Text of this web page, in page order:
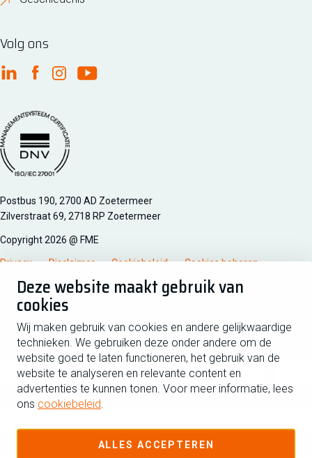
Deze website maakt gebruik van
cookies
Wij maken gebruik van cookies en andere gelijkwaardige
technieken. We gebruiken deze onder andere om de
website goed te laten functioneren, het gebruik van de
website te analyseren en relevante content en
advertenties te kunnen tonen. Voor meer informatie, lees
ons cookiebeleid.
ALLES ACCEPTEREN
Volg ons
FME Linkedin
FME Facebook
FME Instagram
FME Youtube
Managementsyteem certificatie DNV iso/iec 27001
Postbus 190, 2700 AD Zoetermeer
Zilverstraat 69, 2718 RP Zoetermeer
Copyright 2026 @ FME
Privacy Disclaimer Cookiebeleid Cookies beheren
Schrijf je in voor de nieuwsbrief
Voornaam
Achternaam